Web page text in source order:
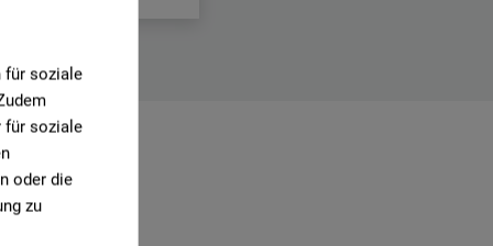
für soziale
für soziale
oder die
zu